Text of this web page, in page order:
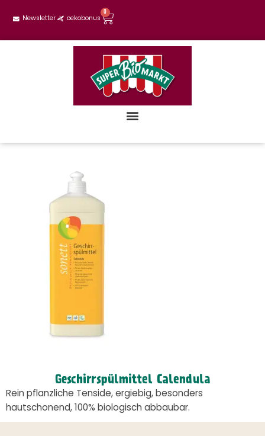
Newsletter oekobonus
0
Geschirrspülmittel Calendula
Rein pflanzliche Tenside, ergiebig, besonders
hautschonend, 100% biologisch abbaubar.